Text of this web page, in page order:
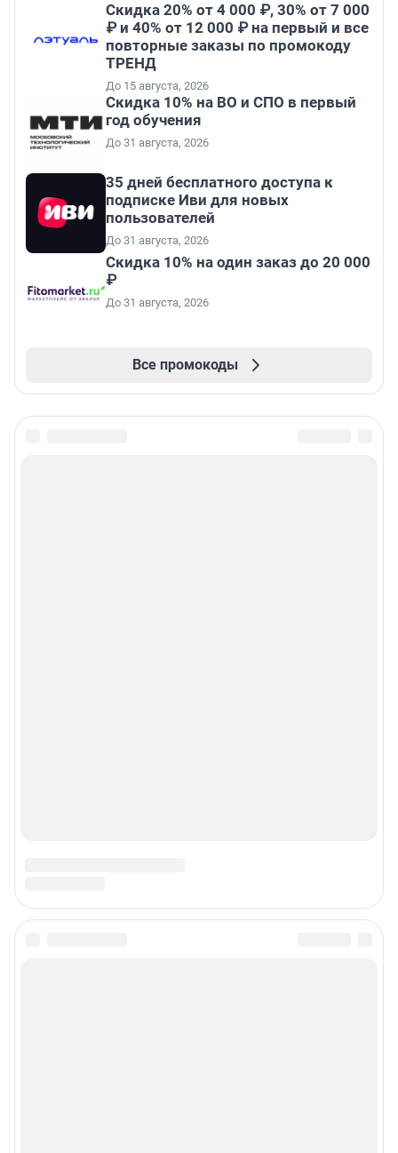
Скидка 20% от 4 000 ₽, 30% от 7 000
₽ и 40% от 12 000 ₽ на первый и все
повторные заказы по промокоду
ТРЕНД
До 15 августа, 2026
Скидка 10% на ВО и СПО в первый
год обучения
До 31 августа, 2026
35 дней бесплатного доступа к
подписке Иви для новых
пользователей
До 31 августа, 2026
Скидка 10% на один заказ до 20 000
₽
До 31 августа, 2026
Все промокоды